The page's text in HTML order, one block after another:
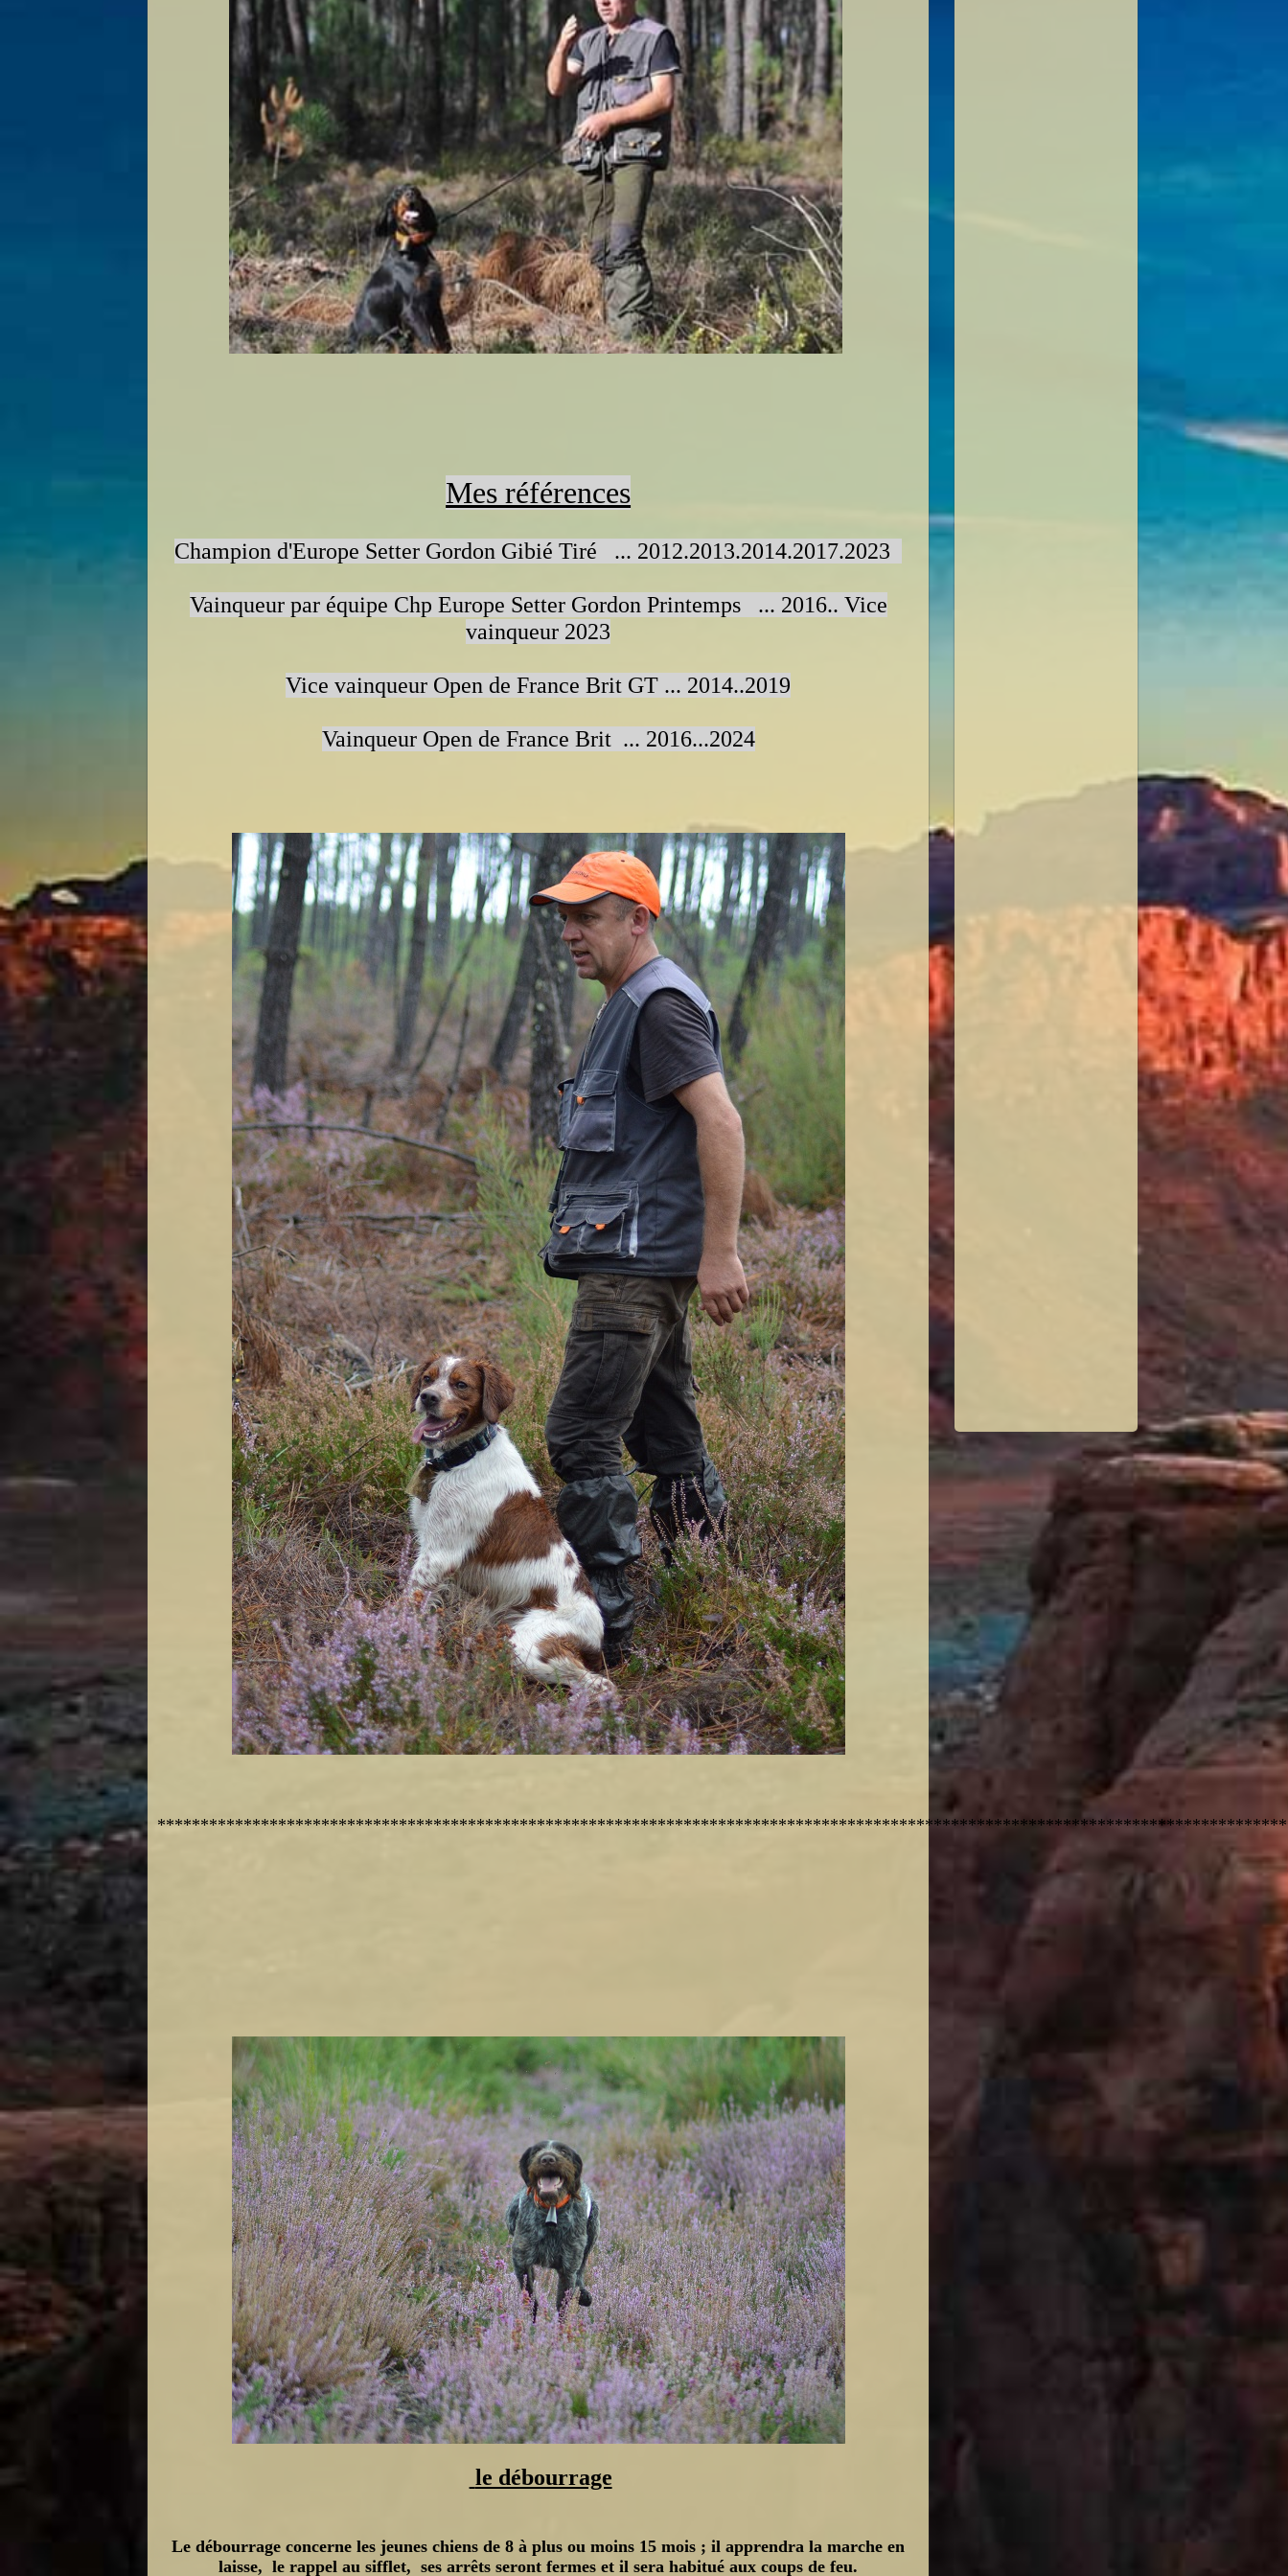
Mes références
Champion d'Europe Setter Gordon Gibié Tiré ... 2012.2013.2014.2017.2023
Vainqueur par équipe Chp Europe Setter Gordon Printemps ... 2016.. Vice
vainqueur 2023
Vice vainqueur Open de France Brit GT ... 2014..2019
Vainqueur Open de France Brit ... 2016...2024
le débourrage
Le débourrage concerne les jeunes chiens de 8 à plus ou moins 15 mois ; il apprendra la marche en
laisse, le rappel au sifflet, ses arrêts seront fermes et il sera habitué aux coups de feu.